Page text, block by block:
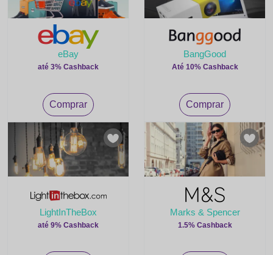
eBay
até 3% Cashback
Comprar
BangGood
Até 10% Cashback
Comprar
LightInTheBox
até 9% Cashback
Marks & Spencer
1.5% Cashback